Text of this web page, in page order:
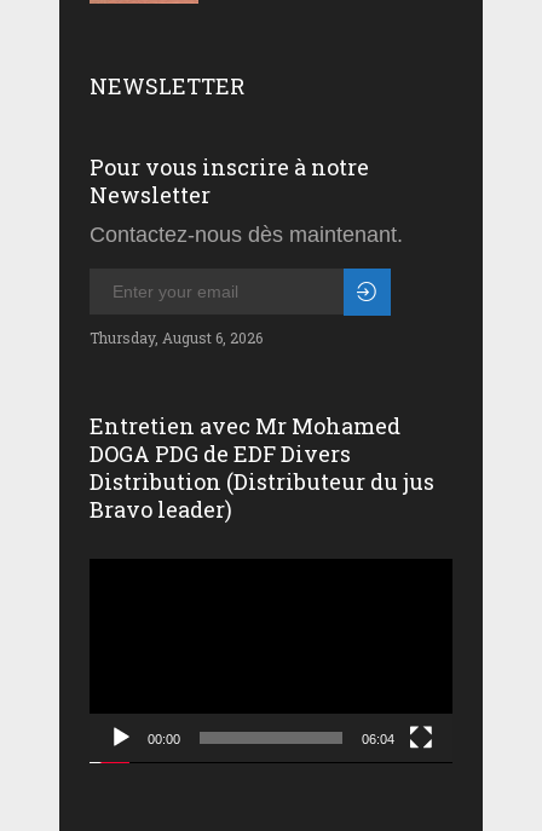
NEWSLETTER
Pour vous inscrire à notre
Newsletter
Contactez-nous dès maintenant.
Thursday, August 6, 2026
Entretien avec Mr Mohamed
DOGA PDG de EDF Divers
Distribution (Distributeur du jus
Bravo leader)
00:00 06:04